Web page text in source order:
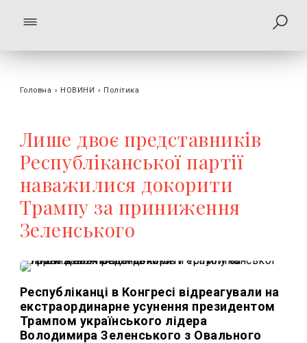
Головна › НОВИНИ › Політика
Лише двоє представників
Республіканської партії
наважилися докорити
Трампу за приниження
Зеленського
Республіканці в Конгресі відреагували на
екстраординарне усунення президентом
Трампом українського лідера
Володимира Зеленського з Овального